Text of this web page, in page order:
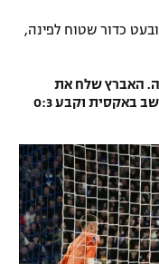
ובעט כדור שטוח לפינה,
האברץ שלח את
טרוסאר לחצי מגרש ריק, הבלגי לא התחשב באקסית וקבע 0:3